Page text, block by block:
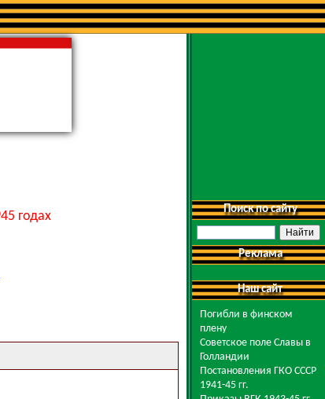
годах Поиск по сайту
Реклама
Наш сайт
Погибли в финском
плену
Советское поле Славы в
Голландии
Постановления ГКО СССР
1941-45 гг.